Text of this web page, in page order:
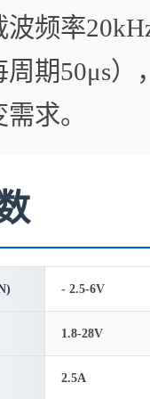
波频率
周期50μs
求。
- 2.5-6V
1.8-28V
2.5A